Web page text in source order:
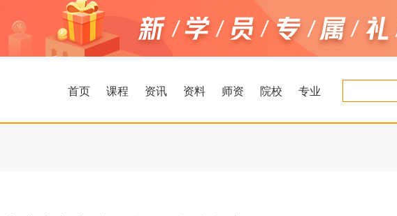
首页 课程 资讯 资料 师资 院校 专业